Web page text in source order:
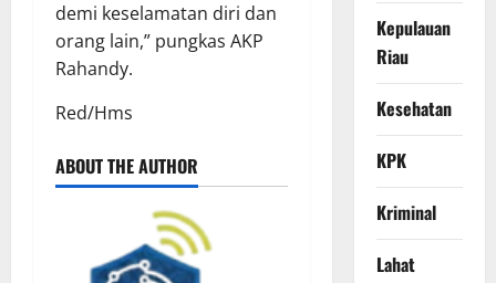
demi keselamatan diri dan
orang lain,” pungkas AKP
Rahandy.
Red/Hms
ABOUT THE AUTHOR
Kepulauan
Riau
Kesehatan
KPK
Kriminal
Lahat